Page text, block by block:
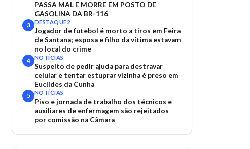
PASSA MAL E MORRE EM POSTO DE
GASOLINA DA BR-116
3 DESTAQUE2
Jogador de futebol é morto a tiros em Feira
de Santana; esposa e filho da vítima estavam
no local do crime
4 NOTÍCIAS
Suspeito de pedir ajuda para destravar
celular e tentar estuprar vizinha é preso em
Euclides da Cunha
5 NOTÍCIAS
Piso e jornada de trabalho dos técnicos e
auxiliares de enfermagem são rejeitados
por comissão na Câmara